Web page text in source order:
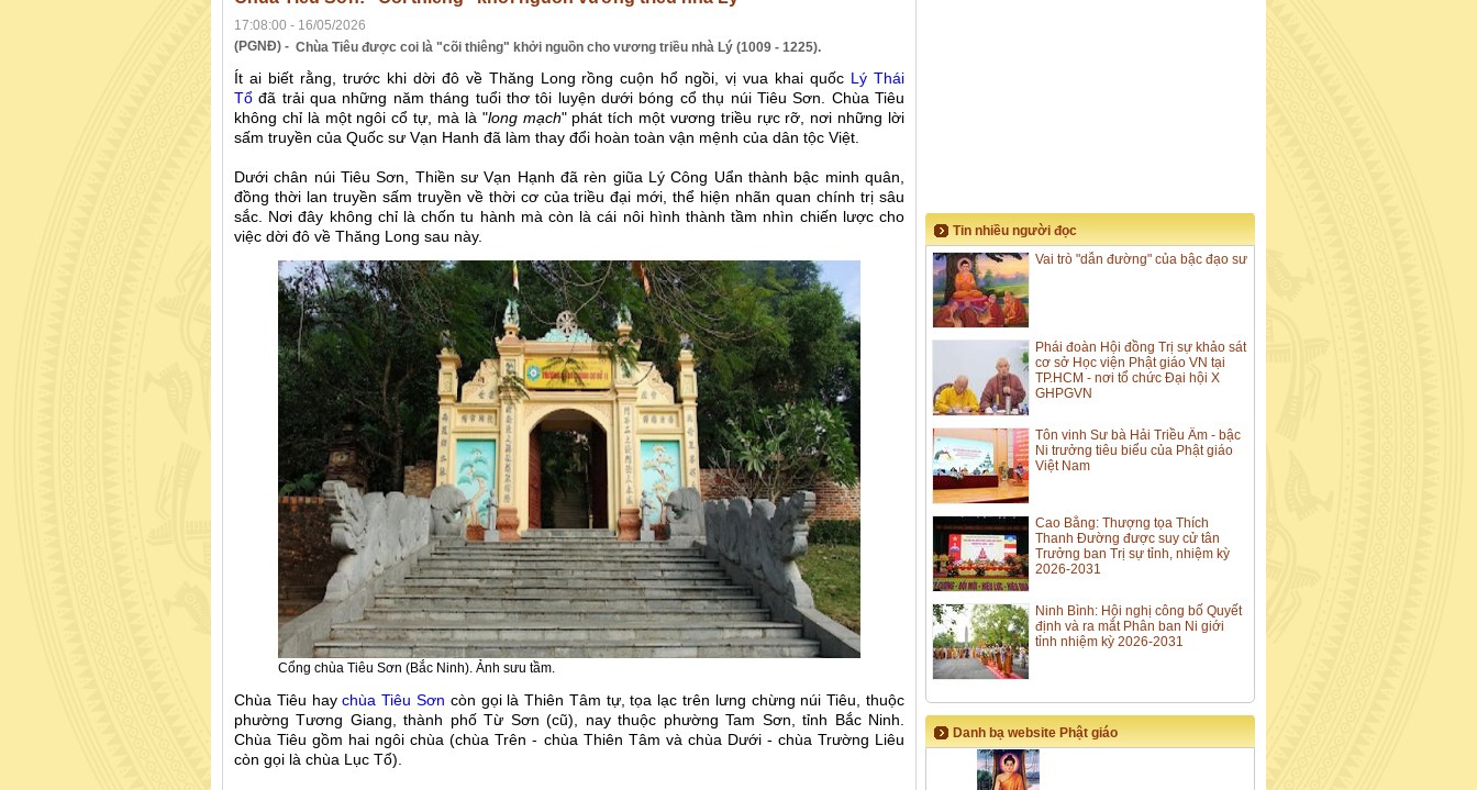
17:08:00 - 16/05/2026
(PGNĐ) - Chùa Tiêu được coi là "cõi thiêng" khởi nguồn cho vương triều nhà Lý (1009 - 1225).
Ít ai biết rằng, trước khi dời đô về Thăng Long rồng cuộn hổ ngồi, vị vua khai quốc Lý Thái
Tổđã trải qua những năm tháng tuổi thơ tôi luyện dưới bóng cổ thụ núi Tiêu Sơn. Chùa Tiêu
không chỉ là một ngôi cổ tự, mà là "long mạch" phát tích một vương triều rực rỡ, nơi những lời
sấm truyền của Quốc sư Vạn Hanh đã làm thay đổi hoàn toàn vận mệnh của dân tộc Việt.
Dưới chân núi Tiêu Sơn, Thiền sư Vạn Hạnh đã rèn giũa Lý Công Uẩn thành bậc minh quân,
đồng thời lan truyền sấm truyền về thời cơ của triều đại mới, thể hiện nhãn quan chính trị sâu
sắc. Nơi đây không chỉ là chốn tu hành mà còn là cái nôi hình thành tầm nhìn chiến lược cho
việc dời đô về Thăng Long sau này.
Cổng chùa Tiêu Sơn (Bắc Ninh). Ảnh sưu tầm.
Chùa Tiêu haychùa Tiêu Sơn còn gọi là Thiên Tâm tự, tọa lạc trên lưng chừng núi Tiêu, thuộc
phường Tương Giang, thành phố Từ Sơn (cũ), nay thuộc phường Tam Sơn, tỉnh Bắc Ninh.
Chùa Tiêu gồm hai ngôi chùa (chùa Trên - chùa Thiên Tâm và chùa Dưới - chùa Trường Liêu
còn gọi là chùa Lục Tổ).
Tin nhiều người đọc
Vai trò "dẫn đường" của bậc đạo sư
Phái đoàn Hội đồng Trị sự khảo sát
cơ sở Học viện Phật giáo VN tại
TP.HCM - nơi tổ chức Đại hội X
GHPGVN
Tôn vinh Sư bà Hải Triều Âm - bậc
Ni trưởng tiêu biểu của Phật giáo
Việt Nam
Cao Bằng: Thượng tọa Thích
Thanh Đường được suy cử tân
Trưởng ban Trị sự tỉnh, nhiệm kỳ
2026-2031
Ninh Bình: Hội nghị công bố Quyết
định và ra mắt Phân ban Ni giới
tỉnh nhiệm kỳ 2026-2031
Danh bạ website Phật giáo